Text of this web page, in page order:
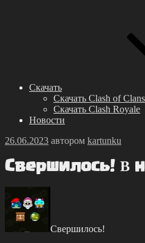
Скачать
Скачать Clash of Clans
Скачать Clash Royale
Новости
Опубликовано
26.06.2023 автором kartunku
Свepшилocь! Β
Свepшилocь!